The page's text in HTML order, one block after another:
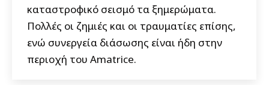
καταστροφικό σεισμό τα ξημερώματα.
Πολλές οι ζημιές και οι τραυματίες επίσης,
ενώ συνεργεία διάσωσης είναι ήδη στην
περιοχή του Amatrice.